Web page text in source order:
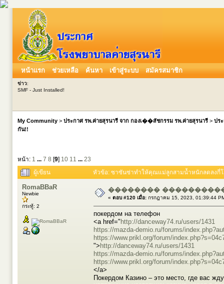
หน้าแรก ช่วยเหลือ ค้นหา เข้าสู่ระบบ สมัครสมาชิก
ข่าว:
SMF - Just Installed!
My Community > ประกาศ รพ.ค่ายสุรนารี จาก กองเ��สัชกรรม รพ.ค่ายสุรนารี > ปร
กัน!!
หน้า: 1 ... 7 8 [9] 10 11 ... 23
ผู้เขียน
หัวข้อ: ซาซันซ่าทำให้คุณแม่ลูกสามน้ำหนักลดลงกี่
RomaBBaR
Newbie
กระทู้: 2
��������
« ตอบ #120 เมื่อ: กรกฎาคม 15, 2023, 01:39:44
покердом на телефон
<a href=" http://danceway74.ru/users/1431
https://mazda-demio.ru/forums/
https://www.prikl.org/forum/
"> http://danceway74.ru/users/1431
https://mazda-demio.ru/forums/
https://www.prikl.org/forum/
</a>
Покердом Казино – это место, где вас